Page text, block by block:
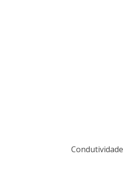
Condutividade